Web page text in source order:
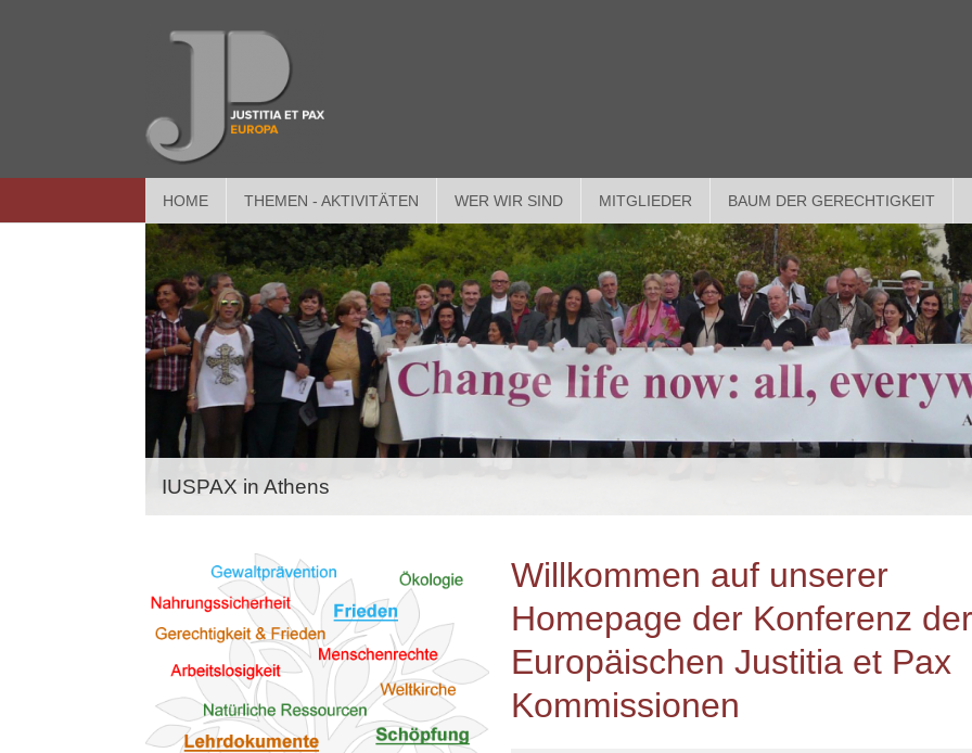
HOME THEMEN - AKTIVITÄTEN WER WIR SIND MITGLIEDER BAUM DER GERECHTIGKEIT
IUSPAX in Athens
Willkommen auf unserer
Homepage der Konferenz
Europäischen Justitia et Pax
Kommissionen